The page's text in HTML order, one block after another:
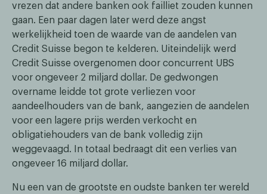
vrezen dat andere banken ook failliet zouden kunnen
gaan. Een paar dagen later werd deze angst
werkelijkheid toen de waarde van de aandelen van
Credit Suisse begon te kelderen. Uiteindelijk werd
Credit Suisse overgenomen door concurrent UBS
voor ongeveer 2 miljard dollar. De gedwongen
overname leidde tot grote verliezen voor
aandeelhouders van de bank, aangezien de aandelen
voor een lagere prijs werden verkocht en
obligatiehouders van de bank volledig zijn
weggevaagd. In totaal bedraagt dit een verlies van
ongeveer 16 miljard dollar.
Nu een van de grootste en oudste banken ter wereld